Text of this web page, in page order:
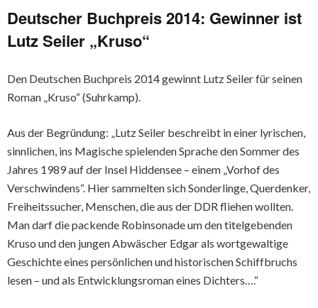
Deutscher Buchpreis 2014: Gewinner ist
Lutz Seiler „Kruso“
Den Deutschen Buchpreis 2014 gewinnt Lutz Seiler für seinen
Roman „Kruso“ (Suhrkamp).
Aus der Begründung: „Lutz Seiler beschreibt in einer lyrischen,
sinnlichen, ins Magische spielenden Sprache den Sommer des
Jahres 1989 auf der Insel Hiddensee – einem „Vorhof des
Verschwindens“. Hier sammelten sich Sonderlinge, Querdenker,
Freiheitssucher, Menschen, die aus der DDR fliehen wollten.
Man darf die packende Robinsonade um den titelgebenden
Kruso und den jungen Abwäscher Edgar als wortgewaltige
Geschichte eines persönlichen und historischen Schiffbruchs
lesen – und als Entwicklungsroman eines Dichters….“